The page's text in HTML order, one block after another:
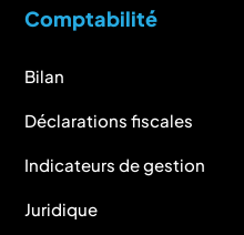
Comptabilité
Bilan
Déclarations fiscales
Indicateurs de gestion
Juridique